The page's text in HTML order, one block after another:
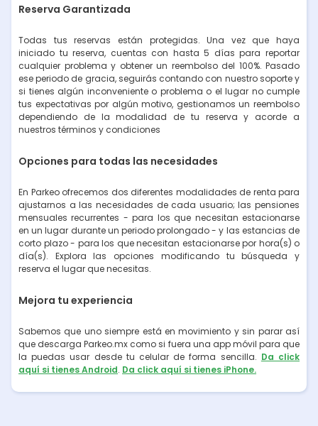
Reserva Garantizada
Todas tus reservas están protegidas. Una vez que haya
iniciado tu reserva, cuentas con hasta 5 días para reportar
cualquier problema y obtener un reembolso del 100%. Pasado
ese periodo de gracia, seguirás contando con nuestro soporte y
si tienes algún inconveniente o problema o el lugar no cumple
tus expectativas por algún motivo, gestionamos un reembolso
dependiendo de la modalidad de tu reserva y acorde a
nuestros términos y condiciones
Opciones para todas las necesidades
En Parkeo ofrecemos dos diferentes modalidades de renta para
ajustarnos a las necesidades de cada usuario; las pensiones
mensuales recurrentes - para los que necesitan estacionarse
en un lugar durante un periodo prolongado - y las estancias de
corto plazo - para los que necesitan estacionarse por hora(s) o
día(s). Explora las opciones modificando tu búsqueda y
reserva el lugar que necesitas.
Mejora tu experiencia
Sabemos que uno siempre está en movimiento y sin parar así
que descarga Parkeo.mx como si fuera una app móvil para que
la puedas usar desde tu celular de forma sencilla. Da click
aquí si tienes Android. Da click aquí si tienes iPhone.